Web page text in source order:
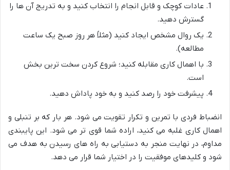
عادات کوچک و قابل انجام را انتخاب کنید و به تدریج آن ها را
گسترش دهید.
یک روال مشخص ایجاد کنید (مثلاً هر روز صبح یک ساعت
مطالعه).
با اهمال کاری مقابله کنید؛ شروع کردن سخت ترین بخش
است.
پیشرفت خود را رصد کنید و به خود پاداش دهید.
انضباط فردی با تمرین و تکرار تقویت می شود. هر بار که بر تنبلی و
اهمال کاری غلبه می کنید، اراده شما قوی تر می شود. این پایبندی
مداوم، در نهایت منجر به دستیابی به راه های رسیدن به هدف می
شود و کلیدهای موفقیت را در اختیار شما قرار می دهد.